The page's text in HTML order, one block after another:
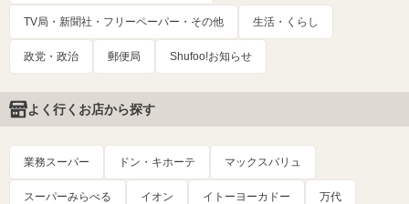
TV局・新聞社・フリーペーパー・その他 生活・くらし
政党・政治 郵便局 Shufoo!お知らせ
よく行くお店から探す
業務スーパー ドン・キホーテ マックスバリュ
スーパーみらべる イオン イトーヨーカドー 万代